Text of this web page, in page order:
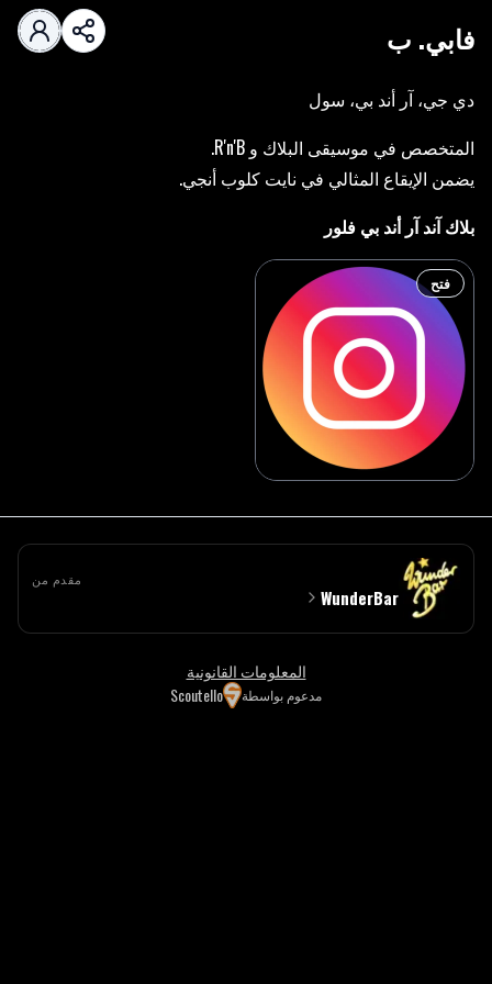
فابي. ب
دي جي، آر أند بي، سول
المتخصص في موسيقى البلاك و R'n'B.
يضمن الإيقاع المثالي في نايت كلوب أنجي.
بلاك آند آر أند بي فلور
فتح
مقدم من
WunderBar
المعلومات القانونية
مدعوم بواسطة Scoutello